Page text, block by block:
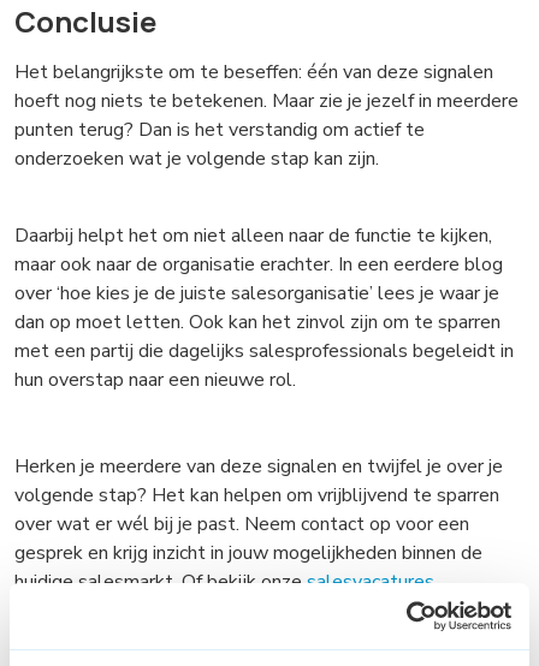
Conclusie
Het belangrijkste om te beseffen: één van deze signalen
hoeft nog niets te betekenen. Maar zie je jezelf in meerdere
punten terug? Dan is het verstandig om actief te
onderzoeken wat je volgende stap kan zijn.
Daarbij helpt het om niet alleen naar de functie te kijken,
maar ook naar de organisatie erachter. In een eerdere blog
over ‘hoe kies je de juiste salesorganisatie’ lees je waar je
dan op moet letten. Ook kan het zinvol zijn om te sparren
met een partij die dagelijks salesprofessionals begeleidt in
hun overstap naar een nieuwe rol.
Herken je meerdere van deze signalen en twijfel je over je
volgende stap? Het kan helpen om vrijblijvend te sparren
over wat er wél bij je past. Neem contact op voor een
gesprek en krijg inzicht in jouw mogelijkheden binnen de
huidige salesmarkt. Of bekijk onze salesvacatures